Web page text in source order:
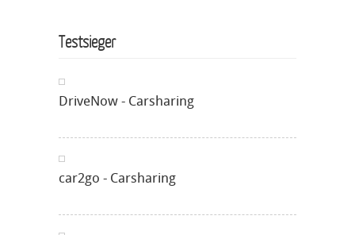
Testsieger
DriveNow - Carsharing
car2go - Carsharing